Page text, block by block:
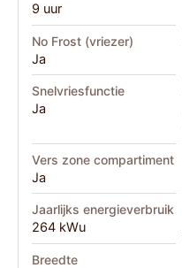
9 uur
No Frost (vriezer)
Ja
Snelvriesfunctie
Ja
Vers zone compartiment
Ja
Jaarlijks energieverbruik
264 kWu
Breedte